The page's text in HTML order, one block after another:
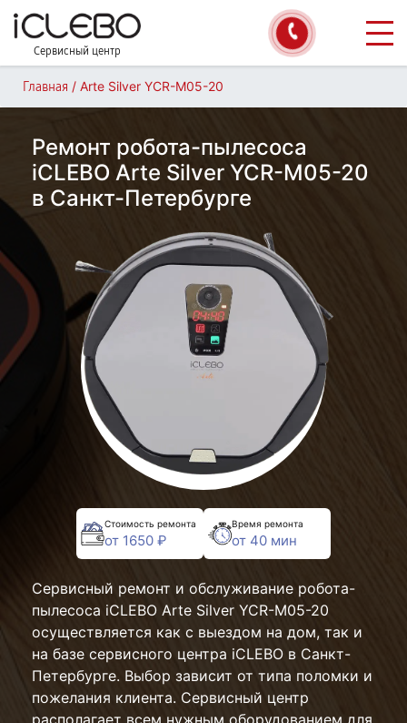
Сервисный центр
Главная / Arte Silver YCR-M05-20
Ремонт робота-пылесоса
iCLEBO Arte Silver YCR-M05-20
в Санкт-Петербурге
Стоимость ремонта
от 1650 ₽
Время ремонта
от 40 мин
Сервисный ремонт и обслуживание робота-
пылесоса iCLEBO Arte Silver YCR-M05-20
осуществляется как с выездом на дом, так и
на базе сервисного центра iCLEBO в Санкт-
Петербурге. Выбор зависит от типа поломки и
пожелания клиента. Сервисный центр
располагает всем нужным оборудованием для